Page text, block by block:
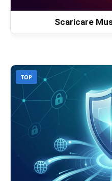
Scaricare
TOP